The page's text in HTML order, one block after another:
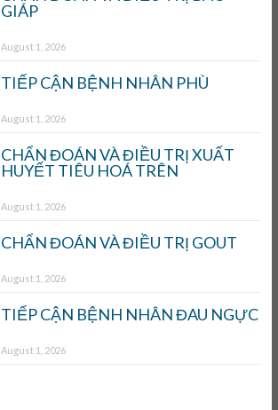
GIÁP
August 1, 2026
TIẾP CẬN BỆNH NHÂN PHÙ
August 1, 2026
CHẨN ĐOÁN VÀ ĐIỀU TRỊ XUẤT
HUYẾT TIÊU HOÁ TRÊN
August 1, 2026
CHẨN ĐOÁN VÀ ĐIỀU TRỊ GOUT
August 1, 2026
TIẾP CẬN BỆNH NHÂN ĐAU NGỰC
August 1, 2026